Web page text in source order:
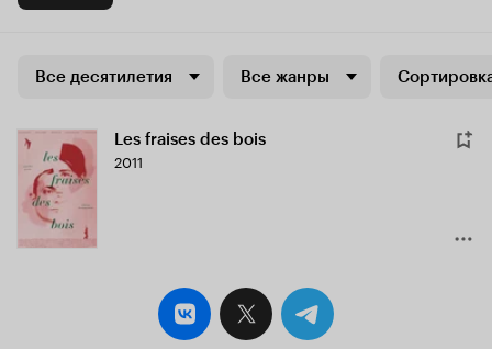
Все десятилетия Все жанры
Les fraises des bois
2011